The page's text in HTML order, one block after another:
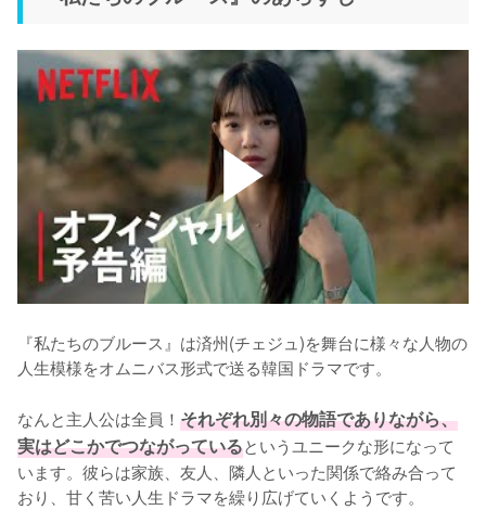
『私たちのブルース』は済州(チェジュ)を舞台に様々な人物の
人生模様をオムニバス形式で送る韓国ドラマです。
なんと主人公は全員！ それぞれ別々の物語でありながら、
実はどこかでつながっているというユニークな形になって
います。彼らは家族、友人、隣人といった関係で絡み合って
おり、甘く苦い人生ドラマを繰り広げていくようです。